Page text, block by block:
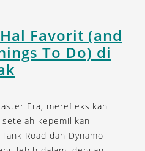
Favorit (and
To Do) di
Era, merefleksikan
kepemilikan
Road dan Dynamo